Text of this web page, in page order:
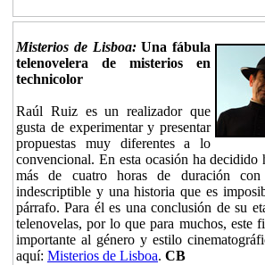
Misterios de Lisboa:Una fábula
telenovelera de misterios en
technicolor
Raúl Ruiz es un realizador que
gusta de experimentar y presentar
propuestas muy diferentes a lo
convencional. En esta ocasión ha decidido
más de cuatro horas de duración
indescriptible y una historia que es
párrafo. Para él es una conclusión de su
telenovelas, por lo que para muchos, este
importante al género y estilo
aquí: Misterios de Lisboa. CB